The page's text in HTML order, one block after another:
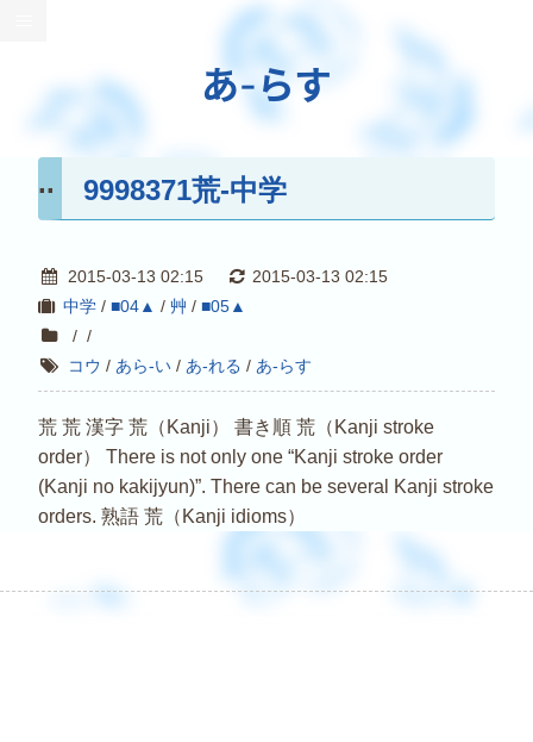
あ-らす
9998371荒-中学
2015-03-13 02:15
2015-03-13 02:15
中学/ ■04▲ / 艸 / ■05▲
/ /
コウ /あら-い /あ-れる /あ-らす
荒 荒 漢字 荒（Kanji） 書き順 荒（Kanji stroke
order） There is not only one “Kanji stroke order
(Kanji no kakijyun)”. There can be several Kanji stroke
orders. 熟語 荒（Kanji idioms）